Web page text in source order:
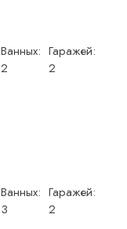
Ванных:
2
Гаражей:
2
Ванных:
3
Гаражей:
2